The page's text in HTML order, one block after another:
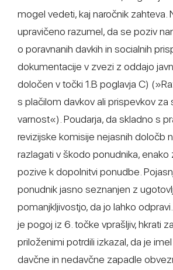
mogel vedeti, kaj naročnik zahteva.
upravičeno razumel, da se poziv
o poravnanih davkih in socialnih
dokumentacije v zvezi z oddajo
določen v točki 1.B poglavja C)
s plačilom davkov ali prispevkov za
varnost«). Poudarja, da skladno s
revizijske komisije nejasnih določb
razlagati v škodo ponudnika, enako
pozive k dopolnitvi ponudbe.
ponudnik jasno seznanjen z
pomanjkljivostjo, da jo lahko
je pogoj iz 6. točke vprašljiv, hkrati
priloženimi potrdili izkazal, da je
davčne in nedavčne zapadle